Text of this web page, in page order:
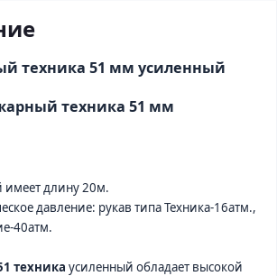
техника 51 мм усиленный
имеет длину 20м.
давление: рукав типа Техника-16атм.,
40атм.
техника усиленный обладает высокой